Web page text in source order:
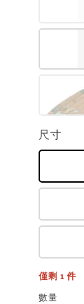
尺寸
僅剩 1 件
數量